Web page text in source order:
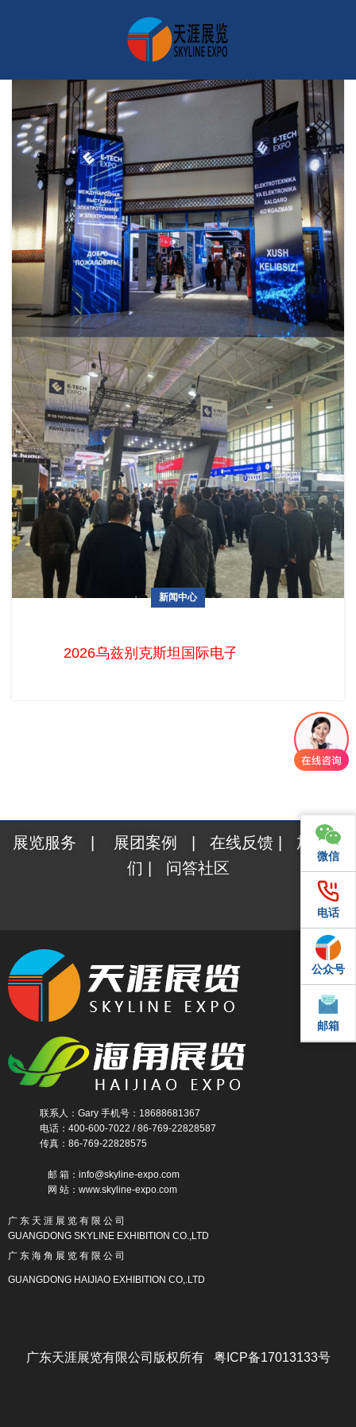
新闻中心
2026乌兹别克斯坦国际电子展火热招展中！
微信
电话
QQ
邮箱
微信
电话
公众号
邮箱
展览服务 展团案例 在线反馈| 加入我
们
问答社区
联系人：Gary 手机号：18688681367
电话：400-600-7022 / 86-769-22828587
传真：86-769-22828575
邮 箱：info@skyline-expo.com
网 站：www.skyline-expo.com
广 东 天 涯 展 览 有 限 公 司
GUANGDONG SKYLINE EXHIBITION CO.,LTD
广 东 海 角 展 览 有 限 公 司
GUANGDONG HAIJIAO EXHIBITION CO,.LTD
广东天涯展览有限公司版权所有 粤ICP备17013133号